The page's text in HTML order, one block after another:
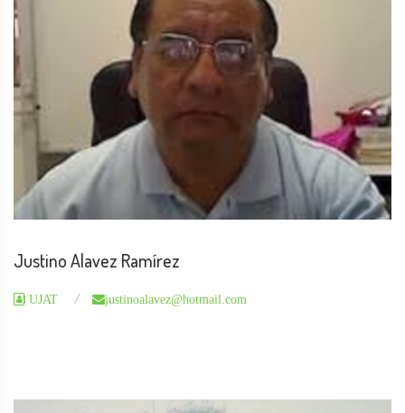
Justino Alavez Ramírez
UJAT justinoalavez@hotmail.com